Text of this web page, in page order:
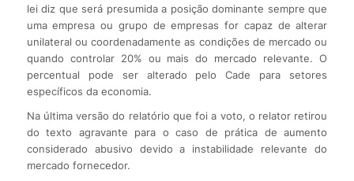
lei diz que será presumida a posição dominante sempre que
uma empresa ou grupo de empresas for capaz de alterar
unilateral ou coordenadamente as condições de mercado ou
quando controlar 20% ou mais do mercado relevante. O
percentual pode ser alterado pelo Cade para setores
específicos da economia.
Na última versão do relatório que foi a voto, o relator retirou
do texto agravante para o caso de prática de aumento
considerado abusivo devido a instabilidade relevante do
mercado fornecedor.